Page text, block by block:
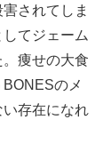
されてしま
てジェーム
痩せの大食
のメ
存在になれ